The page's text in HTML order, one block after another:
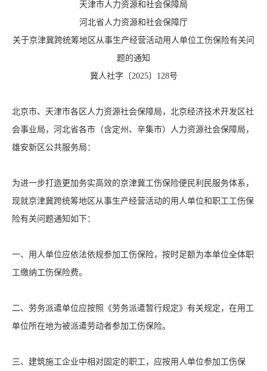
天津市人力资源和社会保障局
河北省人力资源和社会保障厅
关于京津冀跨统筹地区从事生产经营活动用人单位工伤保险有关问
题的通知
冀人社字〔2025〕128号
北京市、天津市各区人力资源社会保障局，北京经济技术开发区社
会事业局，河北省各市（含定州、辛集市）人力资源社会保障局，
雄安新区公共服务局：
为进一步打造更加务实高效的京津冀工伤保险便民利民服务体系，
现就京津冀跨统筹地区从事生产经营活动的用人单位和职工工伤保
险有关问题通知如下：
一、用人单位应依法依规参加工伤保险，按时足额为本单位全体职
工缴纳工伤保险费。
二、劳务派遣单位应按照《劳务派遣暂行规定》有关规定，在用工
单位所在地为被派遣劳动者参加工伤保险。
三、建筑施工企业中相对固定的职工，应按用人单位参加工伤保